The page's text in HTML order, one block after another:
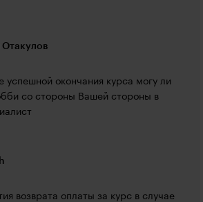
успешной окончания курса могу ли
со стороны Вашей стороны в
возврата оплаты за курс в случае